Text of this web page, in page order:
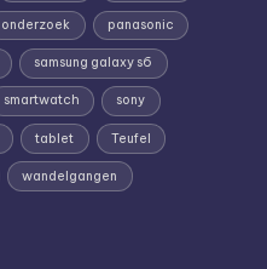
onderzoek panasonic
samsung galaxy s6
smartwatch sony
tablet Teufel
wandelgangen